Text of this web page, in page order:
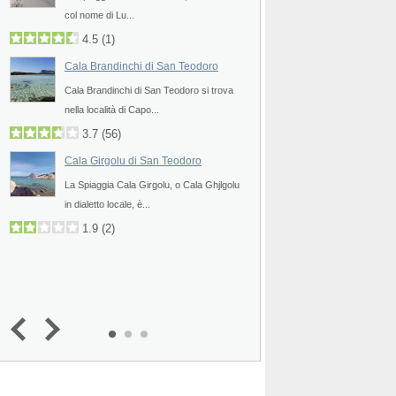
col nome di Lu...
4.5 (1)
Cala Brandinchi di San Teodoro
Cala Brandinchi di San Teodoro si trova
nella località di Capo...
3.7 (56)
Cala Girgolu di San Teodoro
La Spiaggia Cala Girgolu, o Cala Ghjlgolu
in dialetto locale, è...
1.9 (2)